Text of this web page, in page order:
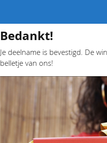
Bedankt!
Je deelname is bevestigd. De
belletje van ons!